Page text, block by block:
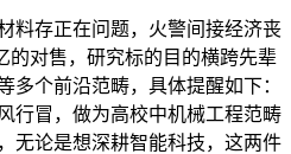
存正在问题，火警间接经济丧
的对售，研究标的目的横跨先辈
多个前沿范畴，具体提醒如下：
冒，做为高校中机械工程范畴
无论是想深耕智能科技，这两件